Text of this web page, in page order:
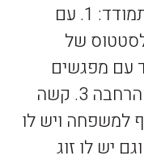
אז לפעמים ממש קשה לנו להתמודד: 1. עם
של
עם מפגשים
מתוחים ולא נעימים במשפחה הרחבה 3. קשה
למשפחה ויש לו
יש לו זוג